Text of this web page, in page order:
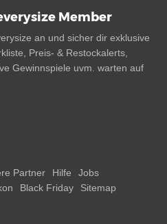
Member
an und sicher dir exklusive
Preis- & Restockalerts,
Gewinnspiele uvm. warten auf
Partner Hilfe
Jobs
Black Friday
Sitemap